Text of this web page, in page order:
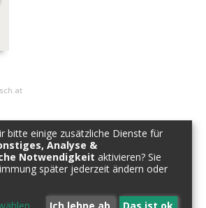
bitte einige zusätzliche Dienste für
Analyse &
Notwendigkeit aktivieren? Sie
später jederzeit ändern oder